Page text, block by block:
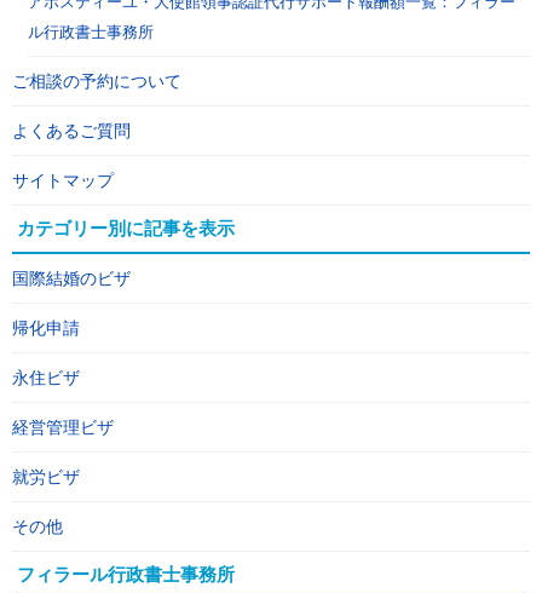
ル行政書士事務所
ご相談の予約について
よくあるご質問
サイトマップ
カテゴリー別に記事を表示
国際結婚のビザ
帰化申請
永住ビザ
経営管理ビザ
就労ビザ
その他
フィラール行政書士事務所